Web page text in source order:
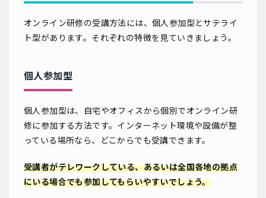
オンライン研修の受講方法には、個人参加型とサテライ
ト型があります。それぞれの特徴を見ていきましょう。
個人参加型
個人参加型は、自宅やオフィスから個別でオンライン研
修に参加する方法です。インターネット環境や設備が整
っている場所なら、どこからでも受講できます。
受講者がテレワークしている、あるいは全国各地の拠点
にいる場合でも参加してもらいやすいでしょう。